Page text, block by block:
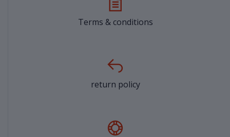
Terms & conditions
return policy